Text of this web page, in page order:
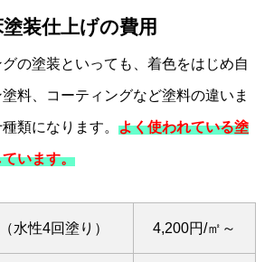
塗装仕上げの費用
の塗装といっても、着色をはじめ自
料、コーティングなど塗料の違いま
類になります。 よく使われている塗
います。
水性4回塗り） 4,200円/㎡～